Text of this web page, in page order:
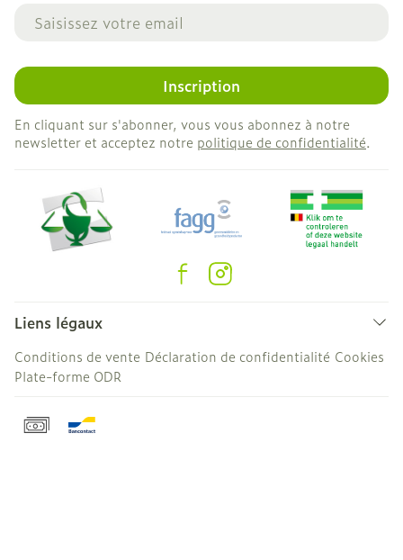
Adresse mail
Inscription
En cliquant sur s'abonner, vous vous abonnez à notre
newsletter et acceptez notre politique de confidentialité.
Liens légaux
Conditions de vente Déclaration de confidentialité Cookies
Plate-forme ODR